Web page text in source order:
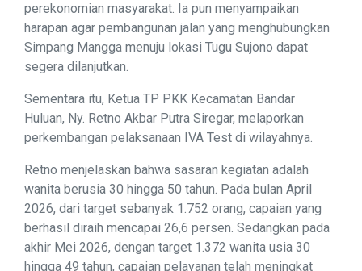
perekonomian masyarakat. Ia pun menyampaikan
harapan agar pembangunan jalan yang menghubungkan
Simpang Mangga menuju lokasi Tugu Sujono dapat
segera dilanjutkan.
Sementara itu, Ketua TP PKK Kecamatan Bandar
Huluan, Ny. Retno Akbar Putra Siregar, melaporkan
perkembangan pelaksanaan IVA Test di wilayahnya.
Retno menjelaskan bahwa sasaran kegiatan adalah
wanita berusia 30 hingga 50 tahun. Pada bulan April
2026, dari target sebanyak 1.752 orang, capaian yang
berhasil diraih mencapai 26,6 persen. Sedangkan pada
akhir Mei 2026, dengan target 1.372 wanita usia 30
hingga 49 tahun, capaian pelayanan telah meningkat